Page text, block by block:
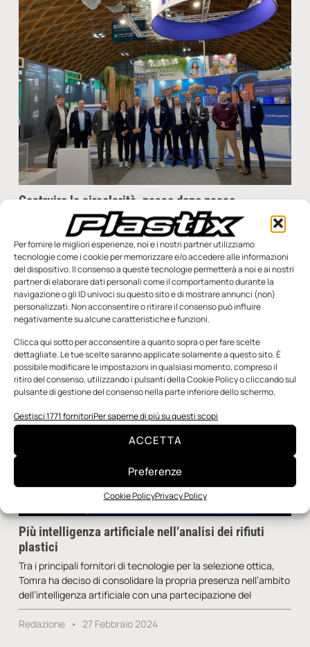
Per fornire le migliori esperienze, noi e i nostri partner utilizziamo
tecnologie come i cookie per memorizzare e/o accedere alle informazioni
del dispositivo. Il consenso a queste tecnologie permetterà a noi e ai nostri
partner di elaborare dati personali come il comportamento durante la
navigazione o gli ID univoci su questo sito e di mostrare annunci (non)
personalizzati. Non acconsentire o ritirare il consenso può influire
negativamente su alcune caratteristiche e funzioni.
Clicca qui sotto per acconsentire a quanto sopra o per fare scelte
dettagliate. Le tue scelte saranno applicate solamente a questo sito. È
possibile modificare le impostazioni in qualsiasi momento, compreso il
ritiro del consenso, utilizzando i pulsanti della Cookie Policy o cliccando sul
pulsante di gestione del consenso nella parte inferiore dello schermo.
Gestisci 1771 fornitoriPer saperne di più su questi scopi
ACCETTA
Preferenze
Cookie PolicyPrivacy Policy
Costruire la circolarità, passo dopo passo
Con l’urgenza dell’azione contro la crisi climatica, le materie
prime secondarie svolgono un ruolo essenziale nel passaggio
verso un’economia circolare e la produzione sostenibile di
Redazione 10 Dicembre 2024
Più intelligenza artificiale nell’analisi dei rifiuti
plastici
Tra i principali fornitori di tecnologie per la selezione ottica,
Tomra ha deciso di consolidare la propria presenza nell’ambito
dell’intelligenza artificiale con una partecipazione del
Redazione 27 Febbraio 2024